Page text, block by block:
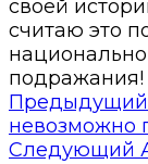
своей
считаю это
подражания!
Предыдущий
невозможно
Следующий